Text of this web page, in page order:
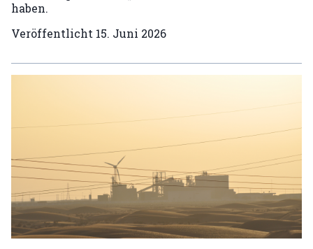
haben.
Veröffentlicht 15. Juni 2026